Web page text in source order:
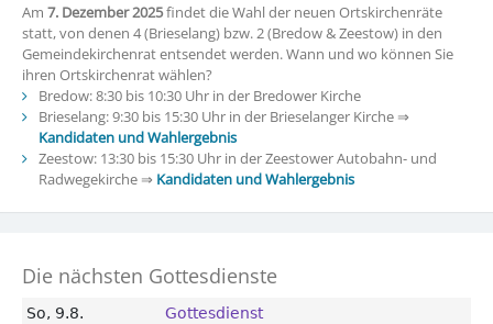
Am 7. Dezember 2025findet die Wahl der neuen Ortskirchenräte
statt, von denen 4 (Brieselang) bzw. 2 (Bredow & Zeestow) in den
Gemeindekirchenrat entsendet werden. Wann und wo können Sie
ihren Ortskirchenrat wählen?
Bredow: 8:30 bis 10:30 Uhr in der Bredower Kirche
Brieselang: 9:30 bis 15:30 Uhr in der Brieselanger Kirche ⇒
Kandidaten und Wahlergebnis
Zeestow: 13:30 bis 15:30 Uhr in der Zeestower Autobahn- und
Radwegekirche ⇒ Kandidaten und Wahlergebnis
Die nächsten Gottesdienste